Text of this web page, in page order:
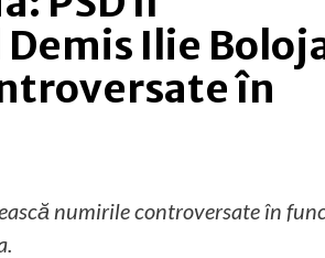
Ilie
în
numirile controversate în